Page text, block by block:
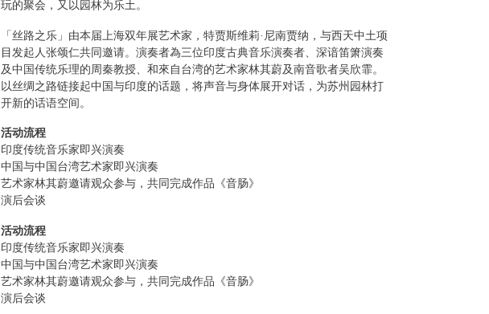
玩的聚会，又以园林为乐土。
「丝路之乐」由本届上海双年展艺术家，特贾斯维莉·尼南贾纳，与西天中土项
目发起人张颂仁共同邀请。演奏者為三位印度古典音乐演奏者、深谙笛箫演奏
及中国传统乐理的周秦教授、和來自台湾的艺术家林其蔚及南音歌者吴欣霏。
以丝绸之路链接起中国与印度的话题，将声音与身体展开对话，为苏州园林打
开新的话语空间。
活动流程
印度传统音乐家即兴演奏
中国与中国台湾艺术家即兴演奏
艺术家林其蔚邀请观众参与，共同完成作品《音肠》
演后会谈
活动流程
印度传统音乐家即兴演奏
中国与中国台湾艺术家即兴演奏
艺术家林其蔚邀请观众参与，共同完成作品《音肠》
演后会谈